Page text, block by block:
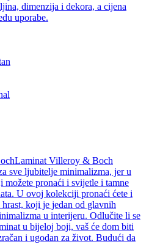
dimenzija i dekora, a cijena
uporabe.
Laminat Villeroy & Boch
sve ljubitelje minimalizma, jer u
pronaći i svijetle i tamne
U ovoj kolekciji pronaći ćete i
koji je jedan od glavnih
u interijeru. Odlučite li se
u bijeloj boji, vaš će dom biti
i ugodan za život. Budući da